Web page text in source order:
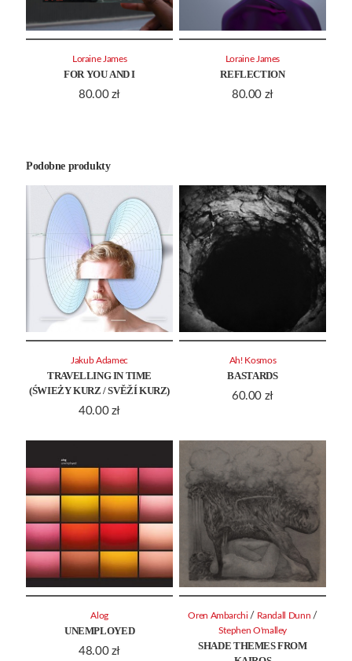
FOR YOU AND I
80.00 zł
Loraine James
REFLECTION
80.00 zł
Loraine James
Podobne produkty
TRAVELLING IN TIME
(ŚWIEŻY KURZ / SVĚŽÍ KURZ)
40.00 zł
Jakub Adamec
BASTARDS
60.00 zł
Ah! Kosmos
UNEMPLOYED
48.00 zł
Alog
SHADE THEMES FROM
Oren Ambarchi / Randall Dunn /
Stephen O'malley